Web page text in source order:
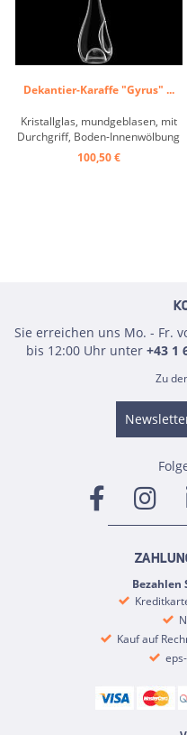
Dekantier-Karaffe "Gyrus" ...
Kristallglas, mundgeblasen, mit
Durchgriff, Boden-Innenwölbung
...
100,50 €
Sie erreichen uns Mo. - Fr.
bis 12:00 Uhr unter +43 1
Zu
Bezahlen
Kauf auf